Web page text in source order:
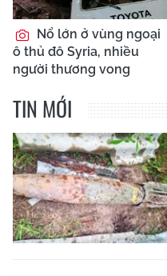
Nổ lớn ở vùng ngoại
ô thủ đô Syria, nhiều
người thương vong
TIN MỚI